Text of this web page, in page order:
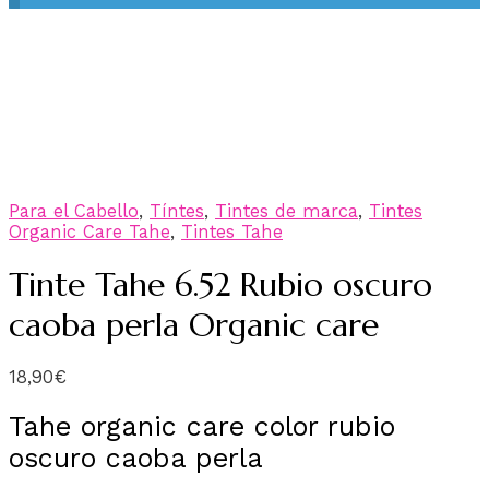
Para el Cabello, Tíntes, Tintes de marca, Tintes
Organic Care Tahe, Tintes Tahe
Tinte Tahe 6.52 Rubio oscuro
caoba perla Organic care
18,90€
Tahe organic care color rubio
oscuro caoba perla